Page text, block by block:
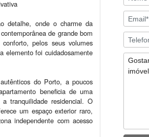
detalhe, onde o charme da
de grande bom
pelos seus volumes
elemento foi cuidadosamente
do Porto, a poucos
beneficia de uma
tranquilidade residencial. O
um espaço exterior raro,
independente com acesso